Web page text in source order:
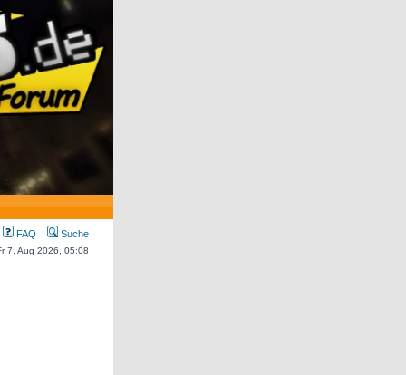
FAQ Suche
7. Aug 2026, 05:08